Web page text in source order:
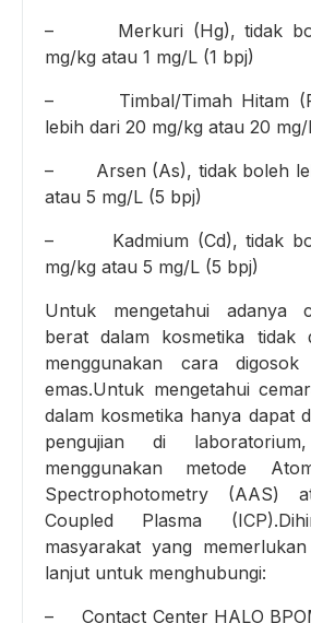
– Merkuri (Hg), tidak
mg/kg atau 1 mg/L (1 bpj)
– Timbal/Timah Hitam
lebih dari 20 mg/kg atau 20
– Arsen (As), tidak boleh
atau 5 mg/L (5 bpj)
– Kadmium (Cd), tidak
mg/kg atau 5 mg/L (5 bpj)
Untuk mengetahui adanya
berat dalam kosmetika tidak
menggunakan cara
emas.Untuk mengetahui
dalam kosmetika hanya dapat
pengujian di
menggunakan metode
Spectrophotometry (AAS)
Coupled Plasma
masyarakat yang
lanjut untuk menghubungi:
– Contact Center HALO